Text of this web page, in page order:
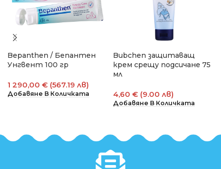
Bepanthen / Бепантен
Унгвент 100 гр
1 290,00 € (567.19 лв)
Добавяне В Количката
Bubchen защитаващ
крем срещу подсичане 75
мл
4,60 € (9.00 лв)
Добавяне В Количката